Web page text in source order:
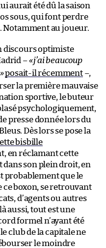
aurait été dû la saison
sous, qui font perdre
Notamment au joueur.
discours optimiste
–«j’ai beaucoup
»posait-il récemment–,
la première mauvaise
sportive, le buteur
psychologiquement,
presse donnée lors du
Dès lors se pose la
bisbille
en réclamant cette
dans son plein droit, en
probablement que le
boxon, se retrouvant
d’agents ou autres
aussi, tout est une
formel n’ayant été
club de la capitale ne
le moindre